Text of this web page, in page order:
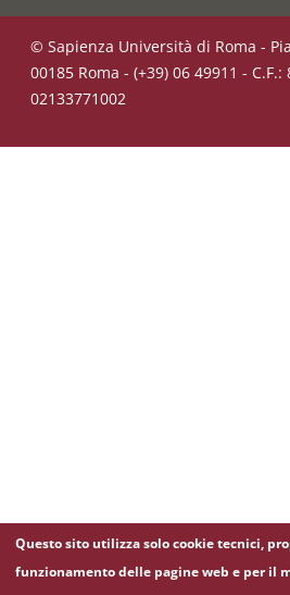
© Sapienza Università di Roma -
00185 Roma - (+39) 06 49911 - C.F.:
02133771002
Questo sito utilizza solo cookie tecnici,
funzionamento delle pagine web e per il